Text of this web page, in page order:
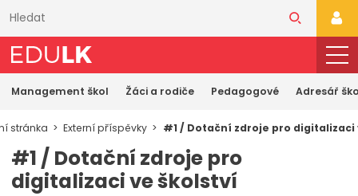
obsahu
Management škol Žáci a rodiče Pedagogové Adresář
stránka Externí příspěvky #1 / Dotační zdroje pro digitalizaci
#1 / Dotační zdroje pro
digitalizaci ve školství